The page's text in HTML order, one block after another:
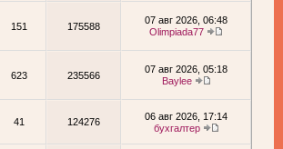
151 175588
07 авг 2026, 06:48
Olimpiada77
623 235566
07 авг 2026, 05:18
Baylee
41 124276
06 авг 2026, 17:14
бухгалтер